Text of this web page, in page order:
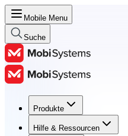
Mobile Menu
Suche
Produkte
Hilfe & Ressourcen
Produkte
Hilfe & Ressourcen